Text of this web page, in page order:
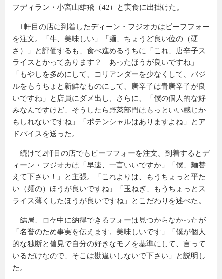
フディラン・小宮山雄飛（42）と実食に出掛けた。
1軒目の店に到着したディーン・フジオカはビーフフォー
を注文。「牛、美味しい」「麺、ちょうど良い位の（硬
さ）」と評価するも、食べ進めるうちに「これ、唐辛子ス
ライスとかってあります？ あったほうが良いですね」
「もやしを多めにして、コリアンダーを少なくして、バジ
ルをもうちょと新鮮なものにして、唐辛子は青唐辛子が良
いですね」と店員にダメ出し。さらに、「僕の個人的な好
みなんですけど、そうしたら野菜部門はもっといい感じか
もしれないですね」「ポテンシャルはありますよね」とア
ドバイスを送った。
続けて2軒目の店でもビーフフォーを注文。到着するとデ
ィーン・フジオカは「早速、一言いいですか」「僕、麺替
えて下さい！」と主張。「これよりは、もうちょっと平た
い（麺の）ほうが良いですね」「玉ねぎ、もうちょっとス
ライス薄くしたほうが良いですね」とこだわりを述べた。
結局、ロケ中に納得できるフォーは見つからなかったが
「名誉のため事実を伝えます。美味しいです」「僕が個人
的な独断と偏見で自分の好きなモノを基準にして、言って
いるだけなので、そこは勘違いしないで下さい」と説明し
た。